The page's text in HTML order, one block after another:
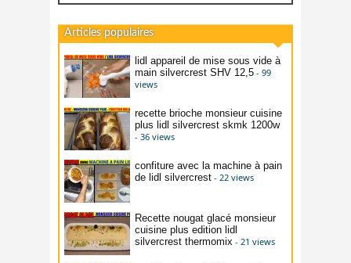
Articles populaires
lidl appareil de mise sous vide à
main silvercrest SHV 12,5 - 99
views
recette brioche monsieur cuisine
plus lidl silvercrest skmk 1200w
- 36 views
confiture avec la machine à pain
de lidl silvercrest - 22 views
Recette nougat glacé monsieur
cuisine plus edition lidl
silvercrest thermomix - 21 views